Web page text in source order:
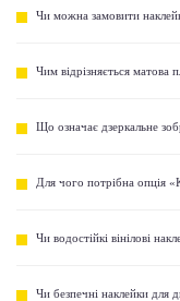
Чи можна замовити
Чим відрізняється матова
Що означає дзеркальне
Для чого потрібна опція
Чи водостійкі вінілові
Чи безпечні наклейки для